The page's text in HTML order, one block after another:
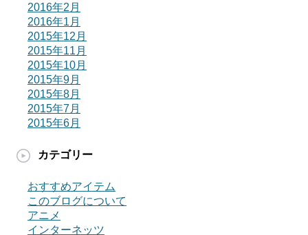
2016年2月
2016年1月
2015年12月
2015年11月
2015年10月
2015年9月
2015年8月
2015年7月
2015年6月
カテゴリー
おすすめアイテム
このブログについて
アニメ
インターネッツ